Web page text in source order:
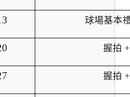
球場基本
握拍
握拍